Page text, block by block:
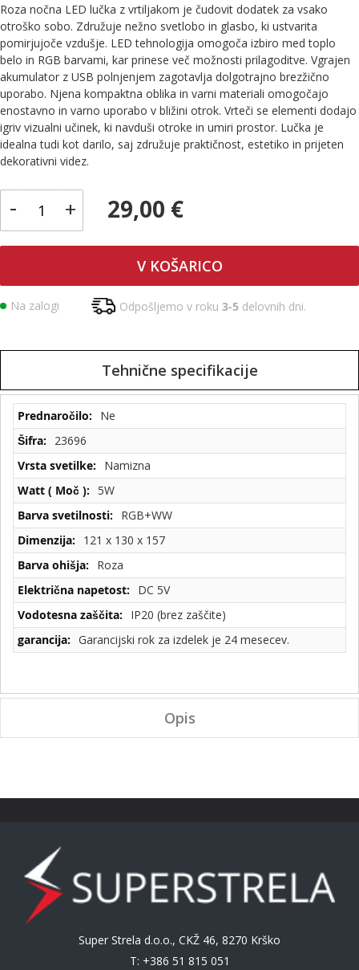
Roza nočna LED lučka z vrtiljakom je čudovit dodatek za vsako
otroško sobo. Združuje nežno svetlobo in glasbo, ki ustvarita
pomirjujoče vzdušje. LED tehnologija omogoča izbiro med toplo
belo in RGB barvami, kar prinese več možnosti prilagoditve. Vgrajen
akumulator z USB polnjenjem zagotavlja dolgotrajno brezžično
uporabo. Njena kompaktna oblika in varni materiali omogočajo
enostavno in varno uporabo v bližini otrok. Vrteči se elementi dodajo
igriv vizualni učinek, ki navduši otroke in umiri prostor. Lučka je
idealna tudi kot darilo, saj združuje praktičnost, estetiko in prijeten
dekorativni videz.
- + 29,00 €
V KOŠARICO
Na zalogi Odpošljemo v roku 3-5 delovnih dni.
Tehnične specifikacije
Tehnične
specifikacije
Ne
23696
Namizna
5W
RGB+WW
121 x 130 x 157
Roza
DC 5V
IP20 (brez zaščite)
Garancijski rok za izdelek je 24 mesecev.
Opis
Super Strela d.o.o., CKŽ 46, 8270 Krško
T: +386 51 815 051